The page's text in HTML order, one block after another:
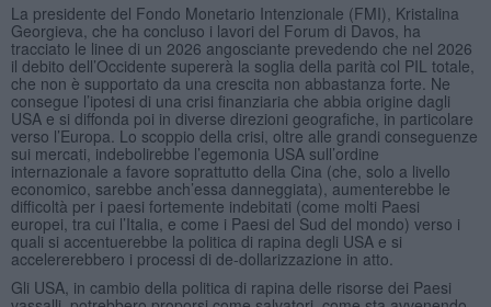
La presidente del Fondo Monetario Intenzionale (FMI), Kristalina
Georgieva, che ha concluso i lavori del Forum di Davos, ha
tracciato le linee di un 2026 angosciante prevedendo che nel 2026
il debito dell’Occidente supererà la soglia della parità col PIL totale,
che non è supportato da una crescita non abbastanza forte. Ne
consegue l’ipotesi di una crisi finanziaria che abbia origine dagli
USA e si diffonda poi in diverse direzioni geografiche, in particolare
verso l’Europa. Lo scoppio della crisi, oltre alle grandi conseguenze
sui mercati, indebolirebbe l’egemonia USA sull’ordine
internazionale a favore soprattutto della Cina (che, solo a livello
economico, sarebbe anch’essa danneggiata), aumenterebbe le
difficoltà per i paesi fortemente indebitati (come molti Paesi
europei, tra cui l’Italia, e come i Paesi del Sud del mondo) verso i
quali si accentuerebbe la politica di rapina degli USA e si
accelererebbero i processi di de-dollarizzazione in atto.
Gli USA, in cambio della politica di rapina delle risorse dei Paesi